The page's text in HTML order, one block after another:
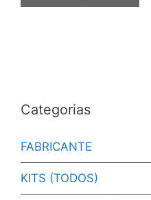
Categorias
FABRICANTE
KITS (TODOS)